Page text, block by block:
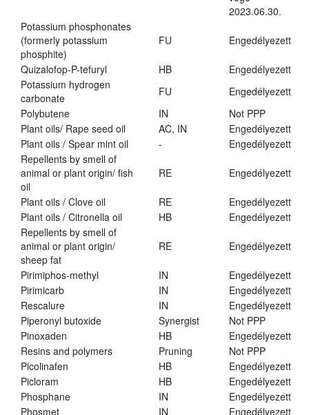
2023.06.30.
Potassium phosphonates
(formerly potassium
phosphite)
FU Engedélyezett
Quizalofop-P-tefuryl HB
Engedélyezett
Potassium hydrogen
carbonate
FU
Engedélyezett
Polybutene
IN
Not PPP
Plant oils/ Rape seed oil
AC, IN
Engedélyezett
Plant oils / Spear mint oil
-
Engedélyezett
Repellents by smell of
animal or plant origin/ fish
oil
RE Engedélyezett
Plant oils / Clove oil RE
Engedélyezett
Plant oils / Citronella oil
HB
Engedélyezett
Repellents by smell of
animal or plant origin/
sheep fat
RE Engedélyezett
Pirimiphos-methyl IN
Engedélyezett
Pirimicarb
IN
Engedélyezett
Rescalure
IN
Engedélyezett
Piperonyl butoxide
Synergist
Not PPP
Pinoxaden
HB
Engedélyezett
Resins and polymers
Pruning
Not PPP
Picolinafen
HB
Engedélyezett
Picloram
HB
Engedélyezett
Phosphane
IN
Engedélyezett
Phosmet
IN
Engedélyezett